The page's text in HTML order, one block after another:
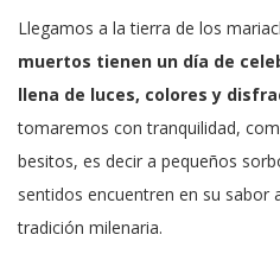
Llegamos a la tierra de los
muertos tienen un día de
llena de luces, colores y
tomaremos con tranquilidad,
besitos, es decir a pequeños
sentidos encuentren en su sabor
tradición milenaria.